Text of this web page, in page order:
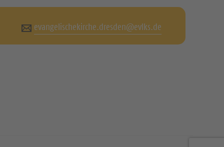
evangelischekirche.dresden@evlks.de